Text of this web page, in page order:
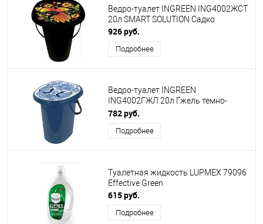
Ведро-туалет INGREEN ING4002ЖСТ
20л SMART SOLUTION Садко
926 руб.
Подробнее
Ведро-туалет INGREEN
ING4002ГЖЛ 20л Гжель темно-
синий
782 руб.
Подробнее
Туалетная жидкость LUPMEX 79096
Effective Green
615 руб.
Подробнее